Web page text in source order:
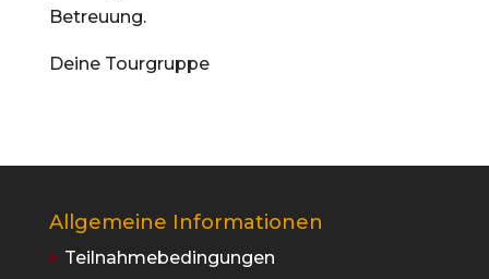
Betreuung.
Deine Tourgruppe
Allgemeine Informationen
Teilnahmebedingungen